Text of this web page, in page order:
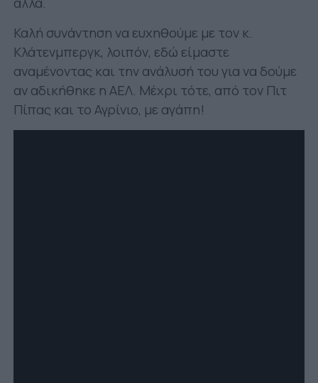
Καλή συνάντηση να ευχηθούμε με τον κ.
Κλάτενμπεργκ, λοιπόν, εδώ είμαστε
αναμένοντας και την ανάλυσή του για να δούμε
αν αδικήθηκε η ΑΕΛ. Μέχρι τότε, από τον Πιτ
Πίπας και το Αγρίνιο, με αγάπη!